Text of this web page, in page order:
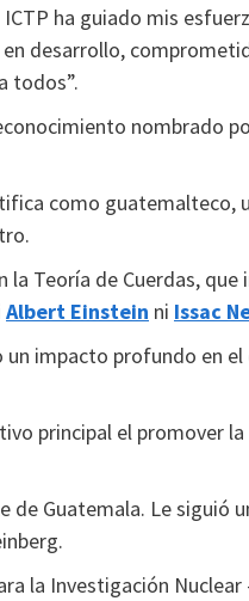
ha guiado mis
desarrollo,
todos”.
nombrado
como guatemalteco,
la Teoría de Cuerdas,
Albert Einstein ni Issac
impacto profundo en
principal el promover
de Guatemala. Le siguió
la Investigación